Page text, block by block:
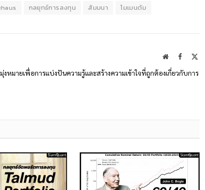
กลยุทธ์การลงทุน สัมมนา โมเมนตัม
WebsiteFacebook
งหมายเพื่อการแบ่งปันความรู้และสร้างความเข้าใจที่ถูกต้องเกี่ยวกับการ